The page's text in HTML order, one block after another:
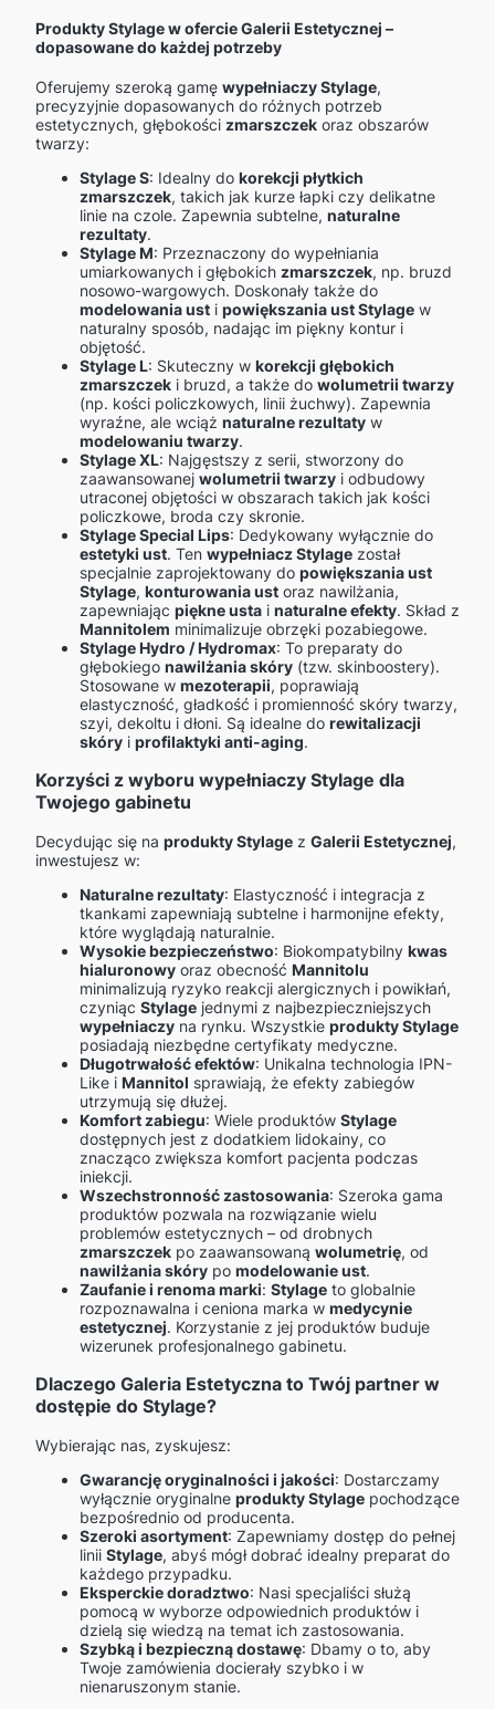
Produkty Stylage w ofercie Galerii Estetycznej –
dopasowane do każdej potrzeby
Oferujemy szeroką gamę wypełniaczy Stylage,
precyzyjnie dopasowanych do różnych potrzeb
estetycznych, głębokości zmarszczek oraz obszarów
twarzy:
Stylage S: Idealny do korekcji płytkich
zmarszczek, takich jak kurze łapki czy delikatne
linie na czole. Zapewnia subtelne, naturalne
rezultaty.
Stylage M: Przeznaczony do wypełniania
umiarkowanych i głębokich zmarszczek, np. bruzd
nosowo-wargowych. Doskonały także do
modelowania ust i powiększania ust Stylage w
naturalny sposób, nadając im piękny kontur i
objętość.
Stylage L: Skuteczny w korekcji głębokich
zmarszczek i bruzd, a także do wolumetrii twarzy
(np. kości policzkowych, linii żuchwy). Zapewnia
wyraźne, ale wciąż naturalne rezultaty w
modelowaniu twarzy.
Stylage XL: Najgęstszy z serii, stworzony do
zaawansowanej wolumetrii twarzy i odbudowy
utraconej objętości w obszarach takich jak kości
policzkowe, broda czy skronie.
Stylage Special Lips: Dedykowany wyłącznie do
estetyki ust. Ten wypełniacz Stylage został
specjalnie zaprojektowany do powiększania ust
Stylage, konturowania ust oraz nawilżania,
zapewniając piękne usta i naturalne efekty. Skład z
Mannitolem minimalizuje obrzęki pozabiegowe.
Stylage Hydro / Hydromax: To preparaty do
głębokiego nawilżania skóry (tzw. skinboostery).
Stosowane w mezoterapii, poprawiają
elastyczność, gładkość i promienność skóry twarzy,
szyi, dekoltu i dłoni. Są idealne do rewitalizacji
skóry i profilaktyki anti-aging.
Korzyści z wyboru wypełniaczy Stylage dla
Twojego gabinetu
Decydując się na produkty Stylage z Galerii Estetycznej,
inwestujesz w:
Naturalne rezultaty: Elastyczność i integracja z
tkankami zapewniają subtelne i harmonijne efekty,
które wyglądają naturalnie.
Wysokie bezpieczeństwo: Biokompatybilny kwas
hialuronowy oraz obecność Mannitolu
minimalizują ryzyko reakcji alergicznych i powikłań,
czyniąc Stylage jednymi z najbezpieczniejszych
wypełniaczy na rynku. Wszystkie produkty Stylage
posiadają niezbędne certyfikaty medyczne.
Długotrwałość efektów: Unikalna technologia IPN-
Like i Mannitol sprawiają, że efekty zabiegów
utrzymują się dłużej.
Komfort zabiegu: Wiele produktów Stylage
dostępnych jest z dodatkiem lidokainy, co
znacząco zwiększa komfort pacjenta podczas
iniekcji.
Wszechstronność zastosowania: Szeroka gama
produktów pozwala na rozwiązanie wielu
problemów estetycznych – od drobnych
zmarszczek po zaawansowaną wolumetrię, od
nawilżania skóry po modelowanie ust.
Zaufanie i renoma marki: Stylage to globalnie
rozpoznawalna i ceniona marka w medycynie
estetycznej. Korzystanie z jej produktów buduje
wizerunek profesjonalnego gabinetu.
Dlaczego Galeria Estetyczna to Twój partner w
dostępie do Stylage?
Wybierając nas, zyskujesz:
Gwarancję oryginalności i jakości: Dostarczamy
wyłącznie oryginalne produkty Stylage pochodzące
bezpośrednio od producenta.
Szeroki asortyment: Zapewniamy dostęp do pełnej
linii Stylage, abyś mógł dobrać idealny preparat do
każdego przypadku.
Eksperckie doradztwo: Nasi specjaliści służą
pomocą w wyborze odpowiednich produktów i
dzielą się wiedzą na temat ich zastosowania.
Szybką i bezpieczną dostawę: Dbamy o to, aby
Twoje zamówienia docierały szybko i w
nienaruszonym stanie.